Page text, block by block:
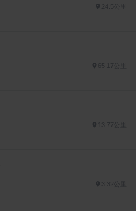
24.5公里
65.17公里